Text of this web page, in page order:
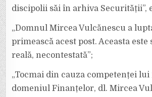
discipolii săi în arhiva Securității”,
„Domnul Mircea Vulcănescu a
primească acest post. Aceasta
reală, necontestată”;
„Tocmai din cauza competenței
domeniul Finanțelor, dl. Mircea